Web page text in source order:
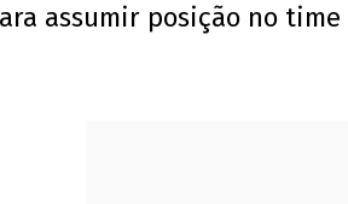
assumir posição no